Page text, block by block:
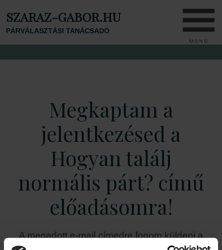
SZARAZ-GABOR.HU
PÁRVÁLASZTÁSI TANÁCSADÓ
Megkaptam a
jelentkezésed a
Hogyan találj
normális párt? című
előadásomra!
A megadott e-mail címedre fogom küldeni a